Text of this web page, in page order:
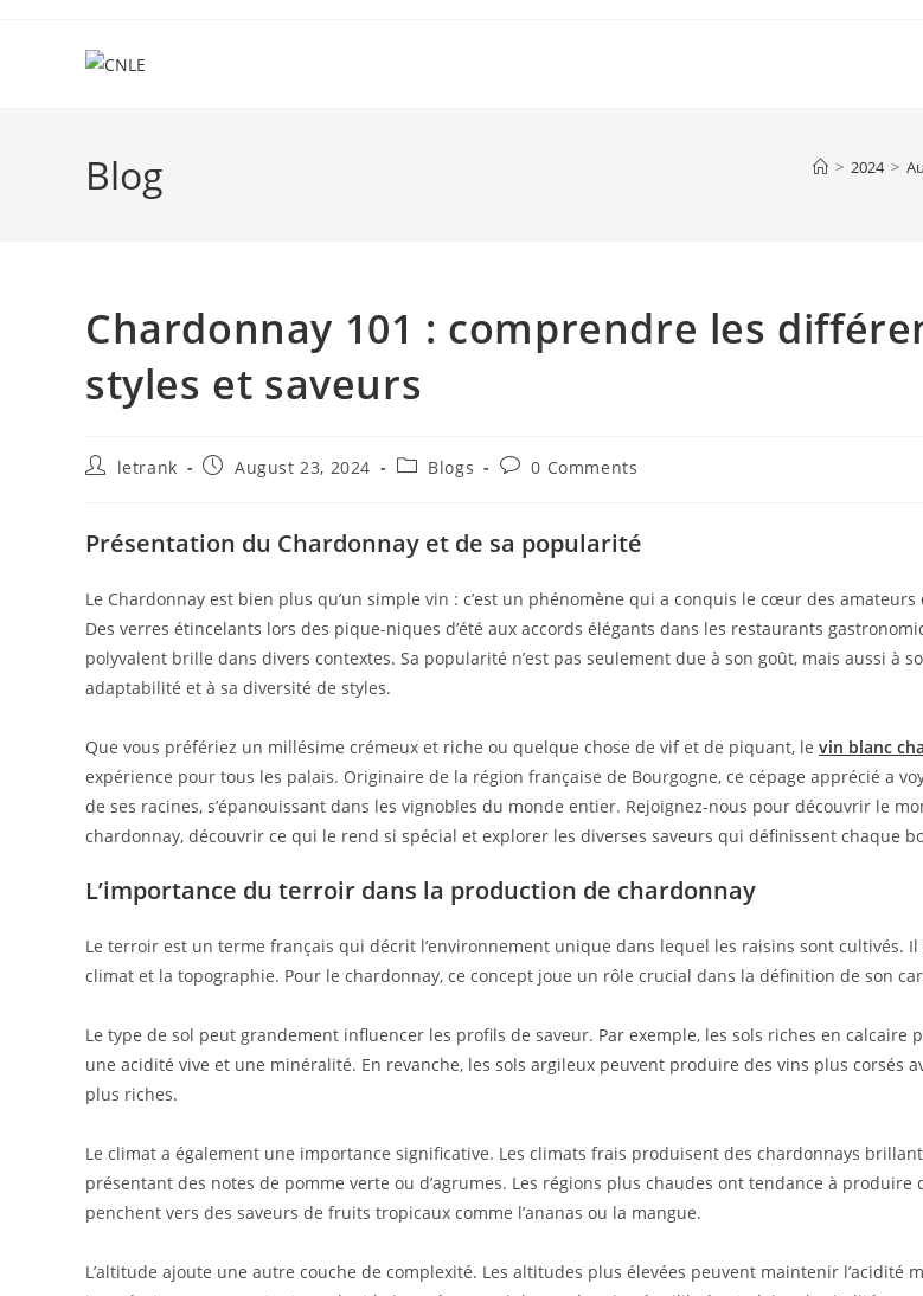
Blog > 2024 >
Chardonnay 101 : comprendre les
styles et saveurs
Postletrank
PostAugust 23, 2024
PostBlogs
Post0 Comments
Présentation du Chardonnay et de sa popularité
Le Chardonnay est bien plus qu’un simple vin : c’est un phénomène qui a conquis le cœur des
Des verres étincelants lors des pique-niques d’été aux accords élégants dans les restaurants
polyvalent brille dans divers contextes. Sa popularité n’est pas seulement due à son goût, mais aussi à
adaptabilité et à sa diversité de styles.
Que vous préfériez un millésime crémeux et riche ou quelque chose de vif et de piquant, le vin blanc
expérience pour tous les palais. Originaire de la région française de Bourgogne, ce cépage apprécié a
de ses racines, s’épanouissant dans les vignobles du monde entier. Rejoignez-nous pour découvrir le
chardonnay, découvrir ce qui le rend si spécial et explorer les diverses saveurs qui définissent chaque
L’importance du terroir dans la production de chardonnay
Le terroir est un terme français qui décrit l’environnement unique dans lequel les raisins sont cultivés. Il
climat et la topographie. Pour le chardonnay, ce concept joue un rôle crucial dans la définition de son
Le type de sol peut grandement influencer les profils de saveur. Par exemple, les sols riches en calcaire
une acidité vive et une minéralité. En revanche, les sols argileux peuvent produire des vins plus corsés
plus riches.
Le climat a également une importance significative. Les climats frais produisent des chardonnays
présentant des notes de pomme verte ou d’agrumes. Les régions plus chaudes ont tendance à produire
penchent vers des saveurs de fruits tropicaux comme l’ananas ou la mangue.
L’altitude ajoute une autre couche de complexité. Les altitudes plus élevées peuvent maintenir l’acidité